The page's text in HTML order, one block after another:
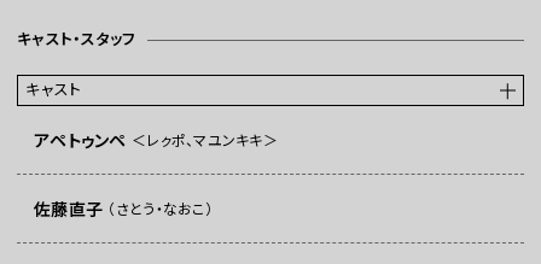
キャスト・スタッフ
キャスト
アペトゥンペ ＜レㇰポ、マユンキキ＞
佐藤直子 （さとう・なおこ）